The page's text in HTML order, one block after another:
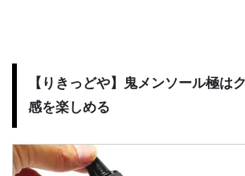
【りきっどや】鬼メンソール極は
感を楽しめる